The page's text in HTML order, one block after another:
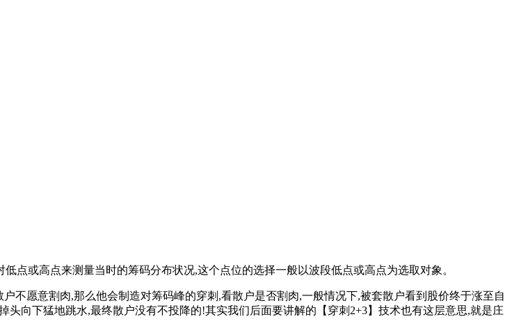
点或高点来测量当时的筹码分布状况,这个点位的选择一般以波段低点或高点为选取对象。
愿意割肉,那么他会制造对筹码峰的穿刺,看散户是否割肉,一般情况下,被套散户看到股价终于涨至自
向下猛地跳水,最终散户没有不投降的!其实我们后面要讲解的【穿刺2+3】技术也有这层意思,就是庄